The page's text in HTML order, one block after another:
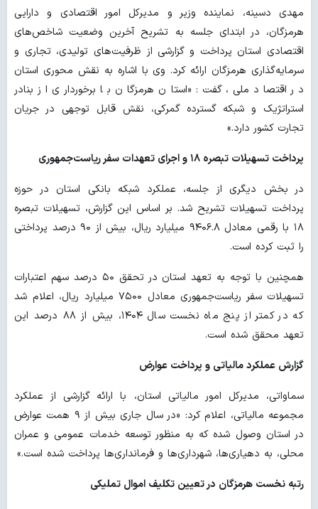
مهدی دسینه، نماینده وزیر و مدیرکل امور اقتصادی و دارایی
هرمزگان، در ابتدای جلسه به تشریح آخرین وضعیت شاخص‌های
اقتصادی استان پرداخت و گزارشی از ظرفیت‌های تولیدی، تجاری و
سرمایه‌گذاری هرمزگان ارائه کرد. وی با اشاره به نقش محوری استان
در اقتصاد ملی، گفت: «استان هرمزگان با برخورداری از بنادر
استراتژیک و شبکه گسترده گمرکی، نقش قابل توجهی در جریان
تجارت کشور دارد.»
پرداخت تسهیلات تبصره ۱۸ و اجرای تعهدات سفر ریاست‌جمهوری
در بخش دیگری از جلسه، عملکرد شبکه بانکی استان در حوزه
پرداخت تسهیلات تشریح شد. بر اساس این گزارش، تسهیلات تبصره
۱۸ با رقمی معادل ۹۴۰۶.۸ میلیارد ریال، بیش از ۹۰ درصد پرداختی
را ثبت کرده است.
همچنین با توجه به تعهد استان در تحقق ۵۰ درصد سهم اعتبارات
تسهیلات سفر ریاست‌جمهوری معادل ۷۵۰۰ میلیارد ریال، اعلام شد
که در کمتر از پنج ماه نخست سال ۱۴۰۴، بیش از ۸۸ درصد این
تعهد محقق شده است.
گزارش عملکرد مالیاتی و پرداخت عوارض
سماواتی، مدیرکل امور مالیاتی استان، با ارائه گزارشی از عملکرد
مجموعه مالیاتی، اعلام کرد: «در سال جاری بیش از ۹ همت عوارض
در استان وصول شده که به منظور توسعه خدمات عمومی و عمران
محلی، به دهیاری‌ها، شهرداری‌ها و فرمانداری‌ها پرداخت شده است.»
رتبه نخست هرمزگان در تعیین تکلیف اموال تملیکی